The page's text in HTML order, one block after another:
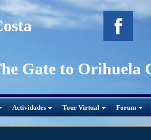
Gate to Orihuela
Actividades Tour Virtual Forum